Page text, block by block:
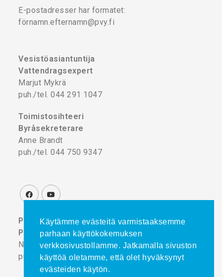
E-postadresser har formatet:
förnamn.efternamn@pvy.fi
Vesistöasiantuntija
Vattendragsexpert
Marjut Mykrä
puh./tel. 044 291 1047
Toimistosihteeri
Byråsekreterare
Anne Brandt
puh./tel. 044 750 9347
Projektikoordinaattori
Projektkoordinator
Noora Turtinen
puh./tel. 044 777 8839
Käytämme evästeitä varmistaaksemme
parhaan käyttökokemuksen
verkkosivustollamme. Jatkamalla sivuston
käyttöä oletamme, että olet hyväksynyt
evästeiden käytön.